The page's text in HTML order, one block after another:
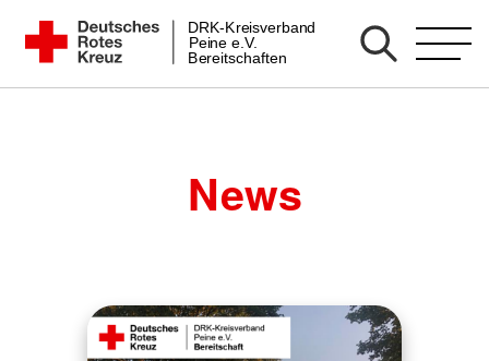
Zum
Inhalt
springen
DRK Bereitschaft Peine
Bereitschaften
Peine e.V.
DRK-Kreisverband
News